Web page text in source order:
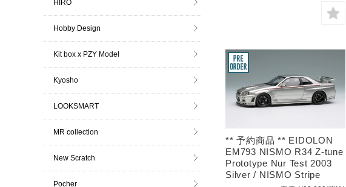
** 予約商品 ** EIDOLON
EM793 NISMO R34 Z-tune
Prototype Nur Test 2003
Silver / NISMO Stripe
HIRO
Hobby Design
Kit box x PZY Model
Kyosho
LOOKSMART
MR collection
New Scratch
Pocher